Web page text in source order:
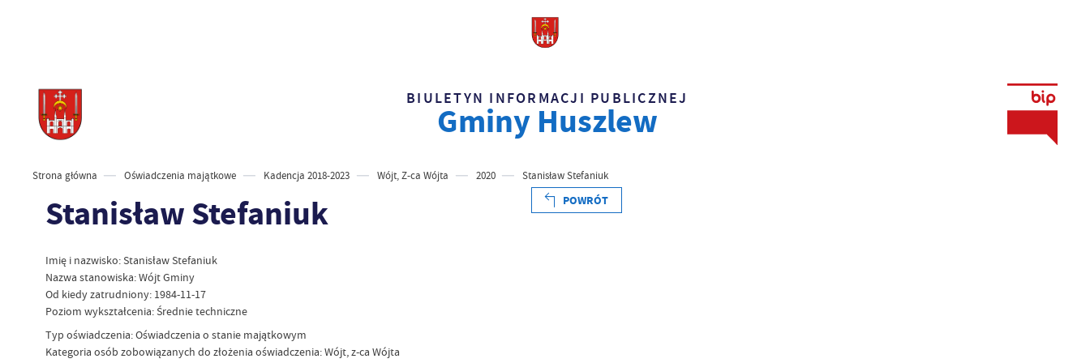
BIULETYN INFORMACJI PUBLICZNEJ
Gminy Huszlew
Strona główna Oświadczenia majątkowe Kadencja 2018-2023 Wójt, Z-ca Wójta 2020 Stanisław Stefaniuk
Stanisław Stefaniuk POWRÓT
Imię i nazwisko: Stanisław Stefaniuk
Nazwa stanowiska: Wójt Gminy
Od kiedy zatrudniony: 1984-11-17
Poziom wykształcenia: Średnie techniczne
Typ oświadczenia: Oświadczenia o stanie majątkowym
Kategoria osób zobowiązanych do złożenia oświadczenia: Wójt, z-ca Wójta